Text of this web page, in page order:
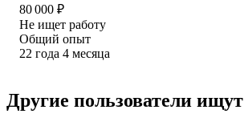
80 000 ₽
Не ищет работу
Общий опыт
22 года 4 месяца
Другие пользователи ищут